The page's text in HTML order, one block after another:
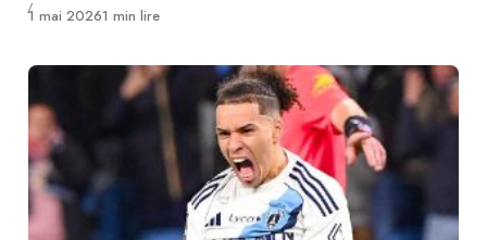
Publié
1 mai 20261 min lire